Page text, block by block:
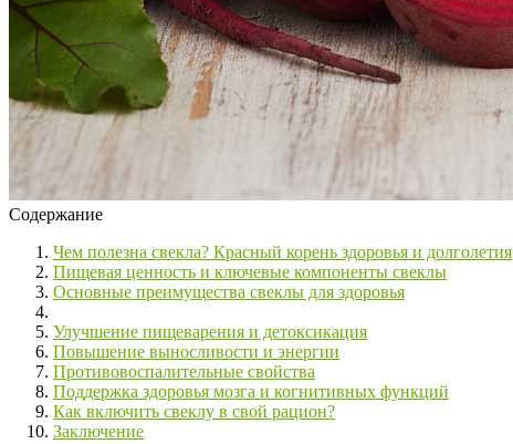
Содержание
Чем полезна свекла? Красный корень здоровья и долголетия
Пищевая ценность и ключевые компоненты свеклы
Основные преимущества свеклы для здоровья
Улучшение пищеварения и детоксикация
Повышение выносливости и энергии
Противовоспалительные свойства
Поддержка здоровья мозга и когнитивных функций
Как включить свеклу в свой рацион?
Заключение